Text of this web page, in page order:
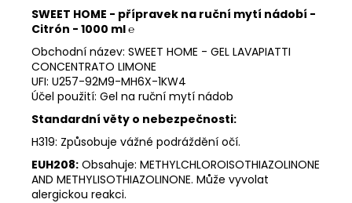
SWEET HOME - přípravek na ruční mytí nádobí -
Citrón - 1000 ml ℮
Obchodní název: SWEET HOME - GEL LAVAPIATTI
CONCENTRATO LIMONE
UFI: U257-92M9-MH6X-1KW4
Účel použití: Gel na ruční mytí nádob
Standardní věty o nebezpečnosti:
H319: Způsobuje vážné podráždění očí.
EUH208: Obsahuje: METHYLCHLOROISOTHIAZOLINONE
AND METHYLISOTHIAZOLINONE. Může vyvolat
alergickou reakci.